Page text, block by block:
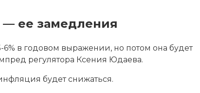
— ее замедления
в годовом выражении, но потом она будет
регулятора Ксения Юдаева.
будет снижаться.